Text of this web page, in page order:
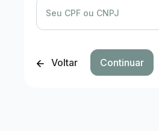
Seu CPF ou CNPJ
Voltar Continuar